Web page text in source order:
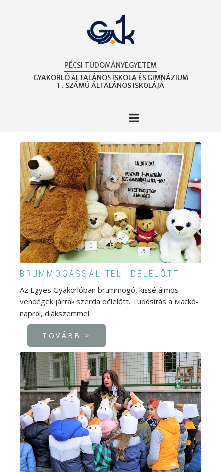
PÉCSI TUDOMÁNYEGYETEM
GYAKORLÓ ÁLTALÁNOS ISKOLA ÉS GIMNÁZIUM
1 . SZÁMÚ ÁLTALÁNOS ISKOLÁJA
BRUMMOGÁSSAL TELI DÉLELŐTT
Az Egyes Gyakorlóban brummogó, kissé álmos
vendégek jártak szerda délelőtt. Tudósítás a Mackó-
napról, diákszemmel.
TOVÁBB >